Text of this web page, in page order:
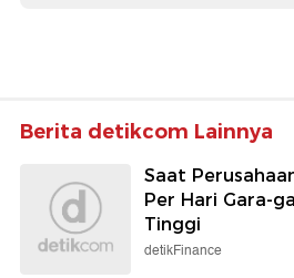
Berita detikcom Lainnya
Saat
Per Hari Gara-
Tinggi
detikFinance